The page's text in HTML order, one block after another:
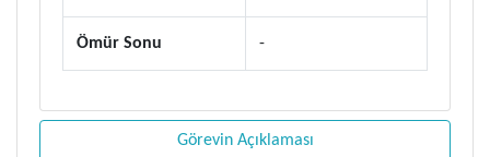
Ömür Sonu -
Görevin Açıklaması